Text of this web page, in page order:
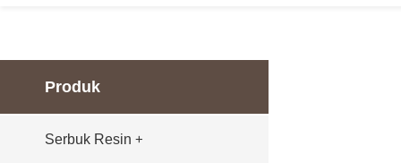
Produk
Serbuk Resin +